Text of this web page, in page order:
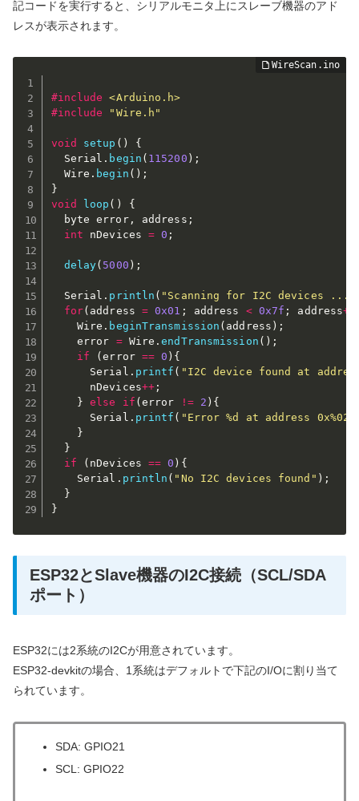
記コードを実行すると、シリアルモニタ上にスレーブ機器のアド
レスが表示されます。
#include
<Arduino.h>
#include "Wire.h"
void setup ( )
{
  Serial
. begin ( 115200 ) ;
  Wire
. begin ( ) ;
}
void
loop ( )
{
  byte error
, address ;
int nDevices = 0 ;
delay( 5000 ) ;
  Serial
. println ( "Scanning for I2C devices ..."
for( address = 0x01 ; address < 0x7f ; address++
    Wire
. beginTransmission ( address ) ;
    error
= Wire .endTransmission ( ) ;
if
(error == 0 ) {
      Serial
. printf ( "I2C device found at
      nDevices
++ ;
}
else if ( error != 2 ) {
      Serial
. printf ( "Error %d at address
}
}
if
( nDevices == 0 ) {
    Serial
. println ( "No I2C devices found" ) ;
}
}
ESP32とSlave機器のI2C接続（SCL/SDA
ポート）
ESP32には2系統のI2Cが用意されています。
ESP32-devkitの場合、1系統はデフォルトで下記のI/Oに割り当て
られています。
SDA: GPIO21
SCL: GPIO22